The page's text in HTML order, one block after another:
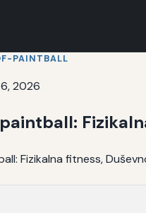
PAINTBALL
2026